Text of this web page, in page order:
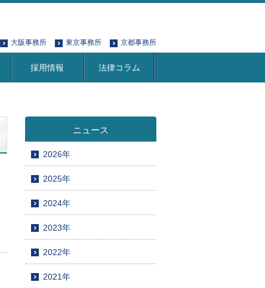
大阪事務所 東京事務所 京都事務所
採用情報 法律コラム
ニュース
2026年
2025年
2024年
2023年
2022年
2021年